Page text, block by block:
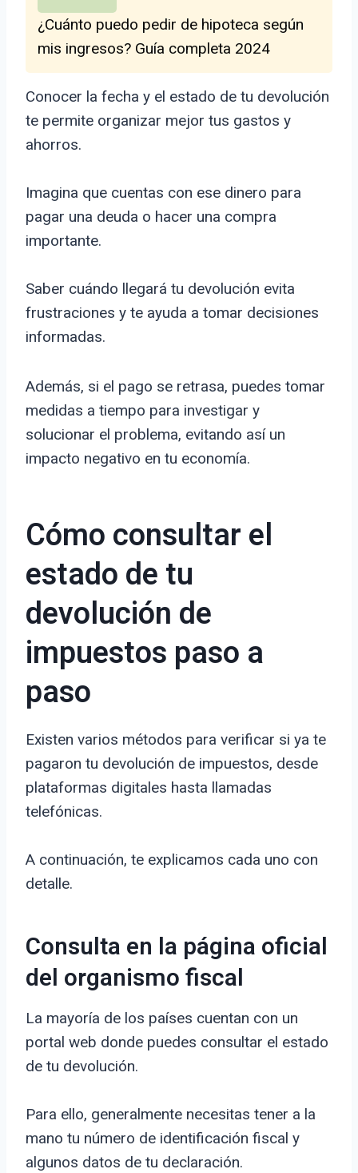
¿Cuánto puedo pedir de hipoteca según
mis ingresos? Guía completa 2024
Conocer la fecha y el estado de tu devolución
te permite organizar mejor tus gastos y
ahorros.
Imagina que cuentas con ese dinero para
pagar una deuda o hacer una compra
importante.
Saber cuándo llegará tu devolución evita
frustraciones y te ayuda a tomar decisiones
informadas.
Además, si el pago se retrasa, puedes tomar
medidas a tiempo para investigar y
solucionar el problema, evitando así un
impacto negativo en tu economía.
Cómo consultar el
estado de tu
devolución de
impuestos paso a
paso
Existen varios métodos para verificar si ya te
pagaron tu devolución de impuestos, desde
plataformas digitales hasta llamadas
telefónicas.
A continuación, te explicamos cada uno con
detalle.
Consulta en la página oficial
del organismo fiscal
La mayoría de los países cuentan con un
portal web donde puedes consultar el estado
de tu devolución.
Para ello, generalmente necesitas tener a la
mano tu número de identificación fiscal y
algunos datos de tu declaración.